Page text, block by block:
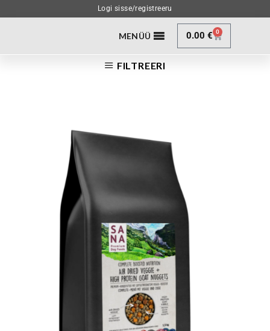
Logi sisse/registreeru
MENÜÜ 0.00€ 0
FILTREERI